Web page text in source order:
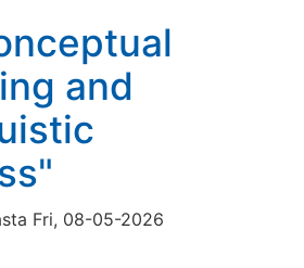
and
Fri, 08-05-2026